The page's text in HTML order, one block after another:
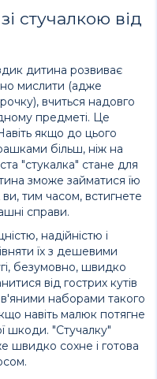
стучалкою від
дитина розвиває
мислити (адже
вчиться надовго
предметі. Це
якщо до цього
більш, ніж на
"стукалка" стане для
зможе займатися їю
тим часом, встигнете
справи.
надійністю і
їх з дешевими
безумовно, швидко
від гострих кутів
наборами такого
навіть малюк потягне
шкоди. "Стучалку"
швидко сохне і готова